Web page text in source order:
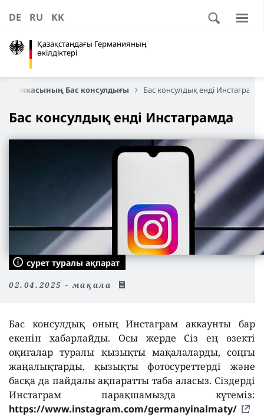
Қазақстандағы Германияның
өкілдіктері
DE RU KK
Бас консулдығы Бас консулдық енді
Бас консулдық енді Инстаграмда
сурет туралы ақпарат
02.04.2025 - мақала
Бас консулдық оның Инстаграм аккаунты бар
екенін хабарлайды. Осы жерде Сіз ең өзекті
оқиғалар туралы қызықты мақалаларды, соңғы
жаңалықтарды, қызықты фотосуреттерді және
басқа да пайдалы ақпаратты таба аласыз. Сіздерді
Инстаграм парақшамызда күтеміз:
https://www.instagram.com/germanyinalmaty/